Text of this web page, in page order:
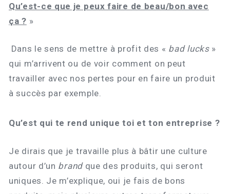
Qu’est-ce que je peux faire de beau/bon avec
ça ? »
Dans le sens de mettre à profit des « bad lucks»
qui m’arrivent ou de voir comment on peut
travailler avec nos pertes pour en faire un produit
à succès par exemple.
Qu’est qui te rend unique toi et ton entreprise ?
Je dirais que je travaille plus à bâtir une culture
autour d’un brand que des produits, qui seront
uniques. Je m’explique, oui je fais de bons